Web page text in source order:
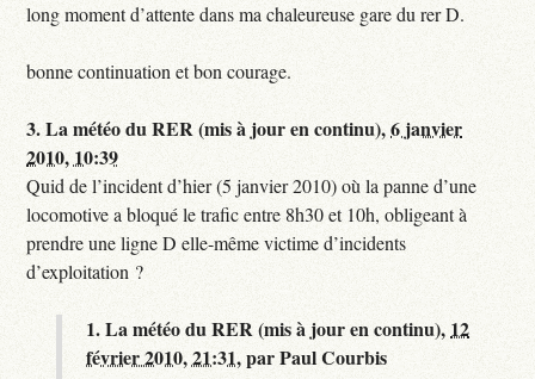
long moment d’attente dans ma chaleureuse gare du rer D.
bonne continuation et bon courage.
3.La météo du RER (mis à jour en continu),6 janvier
2010, 10:39
Quid de l’incident d’hier (5 janvier 2010) où la panne d’une
locomotive a bloqué le trafic entre 8h30 et 10h, obligeant à
prendre une ligne D elle-même victime d’incidents
d’exploitation ?
1.La météo du RER (mis à jour en continu), 12
février 2010, 21:31,parPaul Courbis